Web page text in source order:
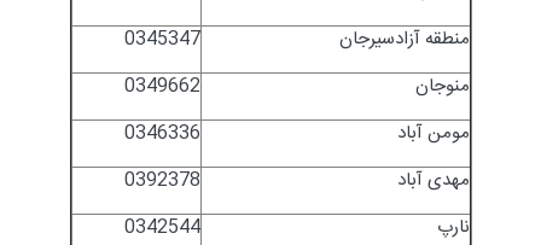
0345347
منطقه آزادسیرجان
0349662
منوجان
0346336
مومن آباد
0392378
مهدی آباد
0342544
نارپ